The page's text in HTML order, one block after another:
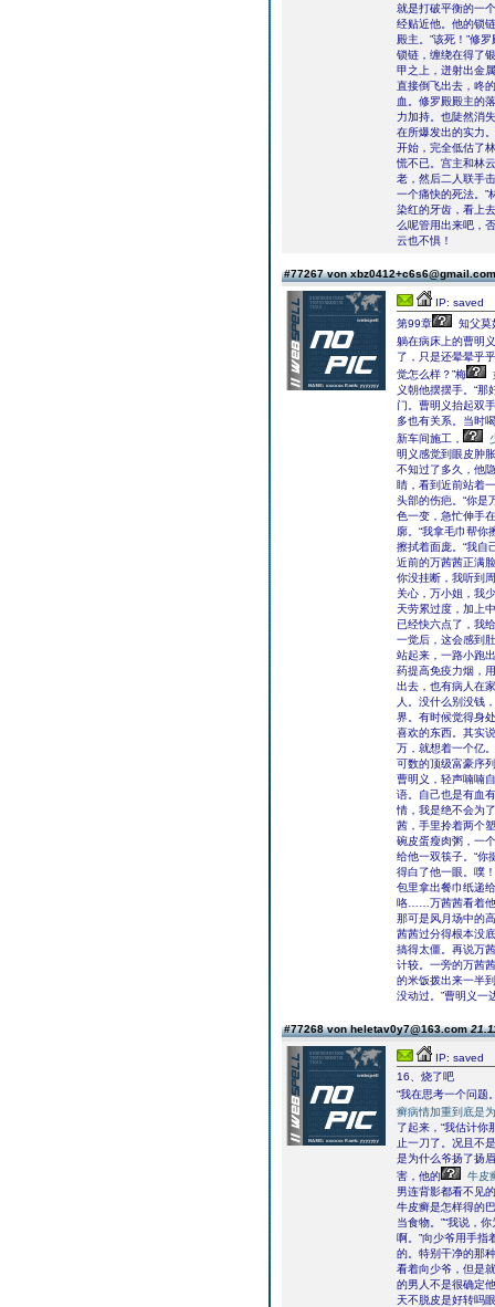
就是打破平衡的一
经贴近他。他的锁
殿主。”该死！”修
锁链，缠绕在得了
甲之上，迸射出金
直接倒飞出去，咚
血。修罗殿殿主的
力加持。也陡然消
在所爆发出的实力
开始，完全低估了
慌不已。宫主和林
老，然后二人联手
一个痛快的死法。”
染红的牙齿，看上
么呢管用出来吧，
云也不惧！
#77267 von
IP: saved
第99章
知父莫
躺在病床上的曹明
了，只是还晕晕乎
觉怎么样？”梅
义朝他摆摆手。“
门。曹明义抬起双
多也有关系。当时
新车间施工，
明义感觉到眼皮肿
不知过了多久，他
睛，看到近前站着
头部的伤疤。“你是
色一变，急忙伸手
廓。“我拿毛巾帮你
擦拭着面庞。“我自
近前的万茜茜正满
你没挂断，我听到
关心，万小姐，我
天劳累过度，加上
已经快六点了，我
一觉后，这会感到
站起来，一路小跑
药提高免疫力烟，
出去，也有病人在
人。没什么别没钱
界。有时候觉得身
喜欢的东西。其实
万，就想着一个亿
可数的顶级富豪序
曹明义，轻声喃喃
语。自己也是有血
情，我是绝不会为
茜，手里拎着两个
碗皮蛋瘦肉粥，一
给他一双筷子。“你
得白了他一眼。噗
包里拿出餐巾纸递
咯……万茜茜看着他
那可是风月场中的
茜茜过分得根本没
搞得太僵。再说万
计较。一旁的万茜
的米饭拨出来一半
没动过。”曹明义一
#77268 von heletav0y7@163.com
IP: saved
16、烧了吧
“我在思考一个问题
癣病情加重到底是
了起来，“我估计
止一刀了。况且不
是为什么爷扬了扬
害，他的
牛皮
男连背影都看不见
牛皮癣是怎样得的
当食物。”“我说，
啊。”向少爷用手指
的。特别干净的那
看着向少爷，但是
的男人不是很确定
天不脱皮是好转吗